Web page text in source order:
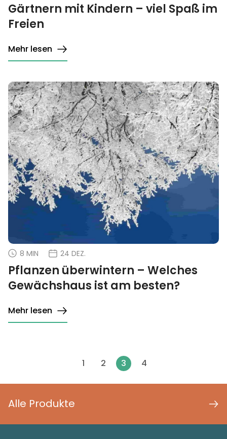
Gärtnern mit Kindern – viel Spaß im
Freien
Mehr lesen
8 MIN 24 DEZ.
Pflanzen überwintern – Welches
Gewächshaus ist am besten?
Mehr lesen
1 2 3 4
Alle Produkte